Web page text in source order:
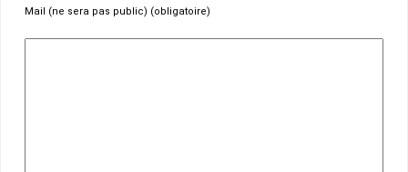
Mail (ne sera pas public) (obligatoire)